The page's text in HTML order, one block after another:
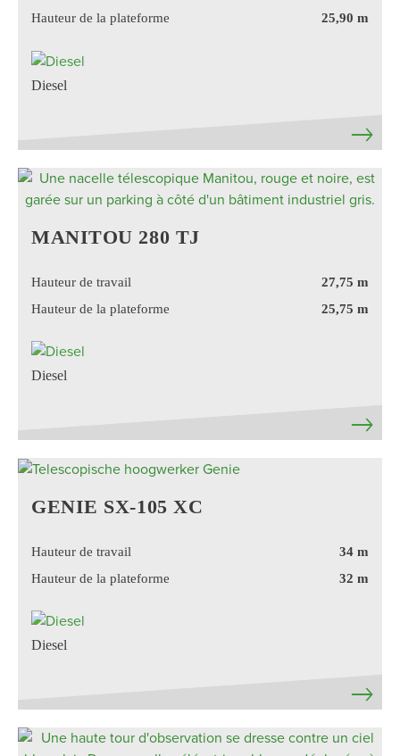
Hauteur de la plateforme
25,90 m
Diesel
MANITOU 280 TJ
Hauteur de travail
27,75 m
Hauteur de la plateforme
25,75 m
Diesel
GENIE SX-105 XC
Hauteur de travail
34 m
Hauteur de la plateforme
32 m
Diesel